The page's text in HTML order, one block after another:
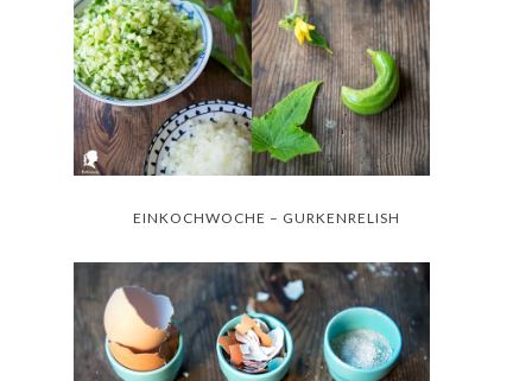
EINKOCHWOCHE – GURKENRELISH